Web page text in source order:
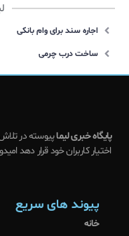
اجاره سند برای وام بانکی
ساخت درب چرمی
پایگاه خبری لیماپیوسته در
اختیار کاربران خود قرار دهد
پیوند های سریع
خانه